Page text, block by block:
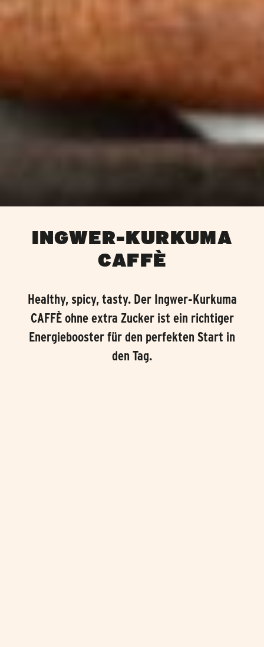
INGWER-KURKUMA
CAFFÈ
Healthy, spicy, tasty. Der Ingwer-Kurkuma
CAFFÈ ohne extra Zucker ist ein richtiger
Energiebooster für den perfekten Start in
den Tag.